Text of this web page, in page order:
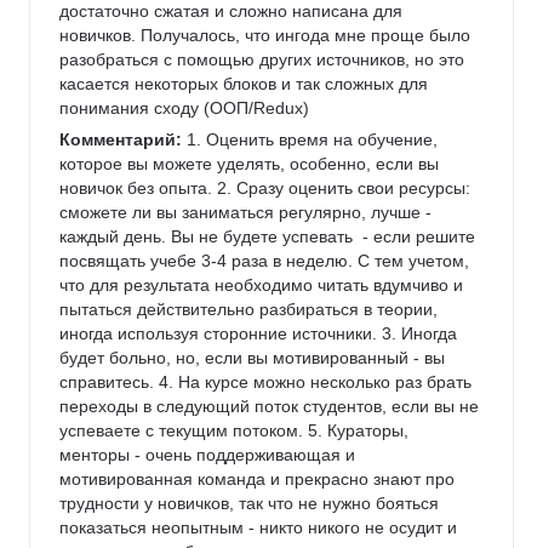
достаточно сжатая и сложно написана для
новичков. Получалось, что ингода мне проще было
разобраться с помощью других источников, но это
касается некоторых блоков и так сложных для
понимания сходу (ООП/Redux)
Комментарий: 1. Оценить время на обучение,
которое вы можете уделять, особенно, если вы
новичок без опыта. 2. Сразу оценить свои ресурсы:
сможете ли вы заниматься регулярно, лучше -
каждый день. Вы не будете успевать  - если решите
посвящать учебе 3-4 раза в неделю. С тем учетом,
что для результата необходимо читать вдумчиво и
пытаться действительно разбираться в теории,
иногда используя сторонние источники. 3. Иногда
будет больно, но, если вы мотивированный - вы
справитесь. 4. На курсе можно несколько раз брать
переходы в следующий поток студентов, если вы не
успеваете с текущим потоком. 5. Кураторы,
менторы - очень поддерживающая и
мотивированная команда и прекрасно знают про
трудности у новичков, так что не нужно бояться
показаться неопытным - никто никого не осудит и